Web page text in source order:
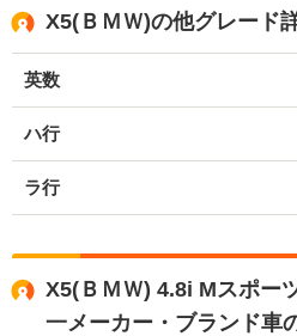
X5(ＢＭＷ)の他グレード
英数
ハ行
ラ行
X5(ＢＭＷ) 4.8i Mスポー
一メーカー・ブランド車